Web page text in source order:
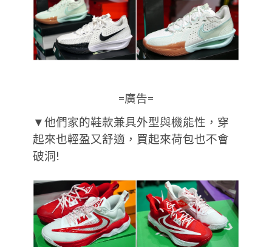
=廣告=
▼他們家的鞋款兼具外型與機能性，穿
起來也輕盈又舒適，買起來荷包也不會
破洞!